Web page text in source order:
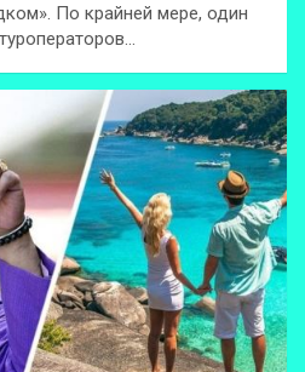
По крайней мере, один